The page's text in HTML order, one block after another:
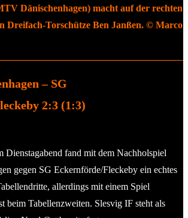
Dänischenhagen) macht auf der rechten
Dreifach-Torschütze Ben Janßen. © Marco
– SG
2:3 (1:3)
Dienstagabend fand mit dem Nachholspiel
gegen SG Eckernförde/Fleckeby ein echtes
allerdings mit einem Spiel
beim Tabellenzweiten. Slesvig IF steht als